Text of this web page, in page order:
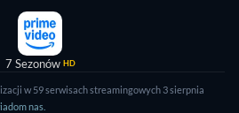
7 Sezonów HD
w 59 serwisach streamingowych 3 sierpnia
nas.